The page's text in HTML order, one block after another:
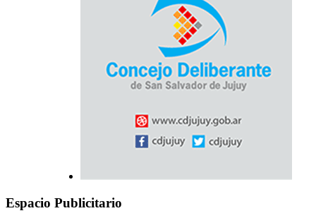
Espacio Publicitario